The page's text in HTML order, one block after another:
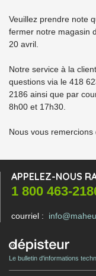
Veuillez prendre note
fermer notre magasin
20 avril.
Notre service à la
questions via le 418
2186 ainsi que par
8h00 et 17h30.
Nous vous
Le bulletin d'informations
APPELEZ-NOUS
1 800 463-
courriel :